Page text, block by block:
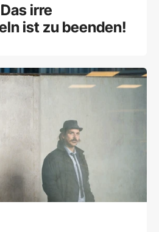
irre
ist zu beenden!